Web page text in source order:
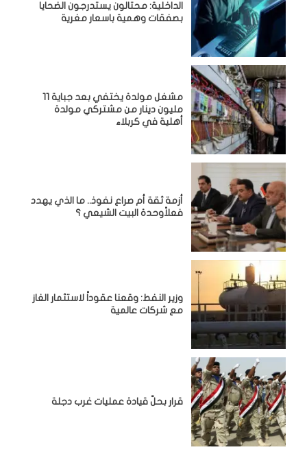
الداخلية: محتالون يستدرجون الضحايا
بصفقات وهمية باسعار مغرية
مشغل مولدة يختفي بعد جباية 11
مليون دينار من مشتركي مولدة
أهلية في كربلاء
أزمة ثقة أم صراع نفوذ.. ما الذي يهدد
فعلاًوحدة البيت الشيعي ؟
وزير النفط: وقعنا عقوداً لاستثمار الغاز
مع شركات عالمية
قرار بحلّ قيادة عمليات غرب دجلة